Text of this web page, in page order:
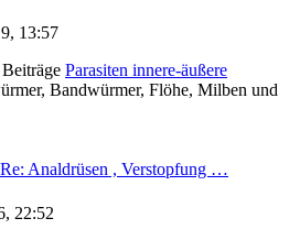
13:57
Parasiten innere-äußere
Bandwürmer, Flöhe, Milben und
Re: Analdrüsen , Verstopfung …
22:52